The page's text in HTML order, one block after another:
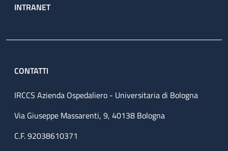
INTRANET
CONTATTI
IRCCS Azienda Ospedaliero - Universitaria di Bologna
Via Giuseppe Massarenti, 9, 40138 Bologna
C.F. 92038610371